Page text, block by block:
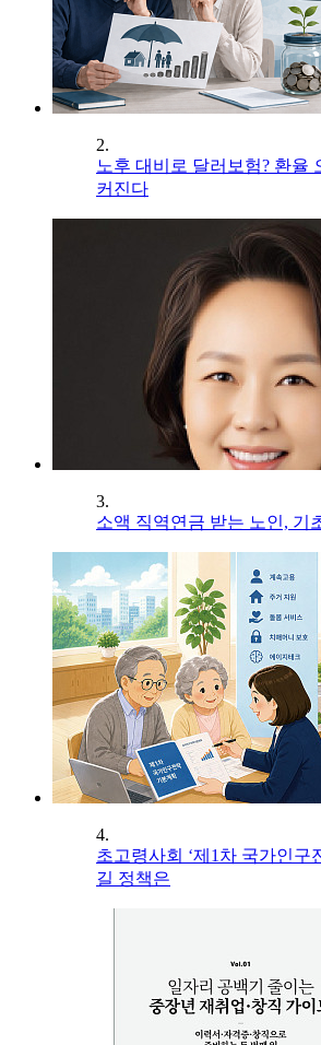
2.
노후 대비로 달러보험? 환율
커진다
3.
소액 직역연금 받는 노인, 기
4.
초고령사회 ‘제1차 국가인구
길 정책은